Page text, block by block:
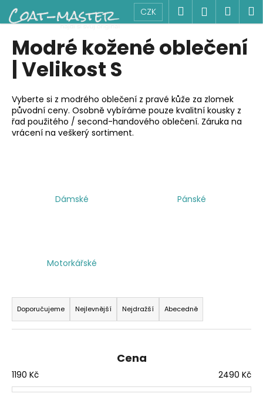
Přejít
na
obsah
CZK Hledat
Modré kožené oblečení
| Velikost S
Vyberte si z modrého oblečení z pravé kůže za zlomek
původní ceny. Osobně vybíráme pouze kvalitní kousky z
řad použitého / second-handového oblečení. Záruka na
vrácení na veškerý sortiment.
Dámské Pánské
Motorkářské
Ř
a
z
í
p
Doporučujeme Nejlevnější Nejdražší Abecedně
Cena
1190 Kč 2490 Kč
o
C
o
p
o
t
ř
j
t